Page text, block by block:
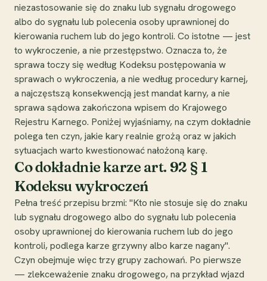
niezastosowanie się do znaku lub sygnału drogowego
albo do sygnału lub polecenia osoby uprawnionej do
kierowania ruchem lub do jego kontroli. Co istotne — jest
to wykroczenie, a nie przestępstwo. Oznacza to, że
sprawa toczy się według Kodeksu postępowania w
sprawach o wykroczenia, a nie według procedury karnej,
a najczęstszą konsekwencją jest mandat karny, a nie
sprawa sądowa zakończona wpisem do Krajowego
Rejestru Karnego. Poniżej wyjaśniamy, na czym dokładnie
polega ten czyn, jakie kary realnie grożą oraz w jakich
sytuacjach warto kwestionować nałożoną karę.
Co dokładnie karze art. 92 § 1
Kodeksu wykroczeń
Pełna treść przepisu brzmi: "Kto nie stosuje się do znaku
lub sygnału drogowego albo do sygnału lub polecenia
osoby uprawnionej do kierowania ruchem lub do jego
kontroli, podlega karze grzywny albo karze nagany".
Czyn obejmuje więc trzy grupy zachowań. Po pierwsze
— zlekceważenie znaku drogowego, na przykład wjazd